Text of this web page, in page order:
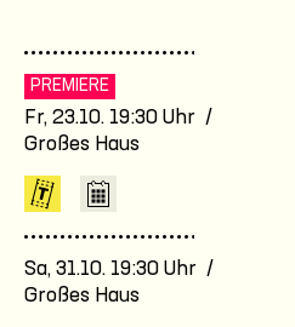
PREMIERE
Fr, 23.10. 19:30 Uhr /
Großes Haus
Sa, 31.10. 19:30 Uhr /
Großes Haus